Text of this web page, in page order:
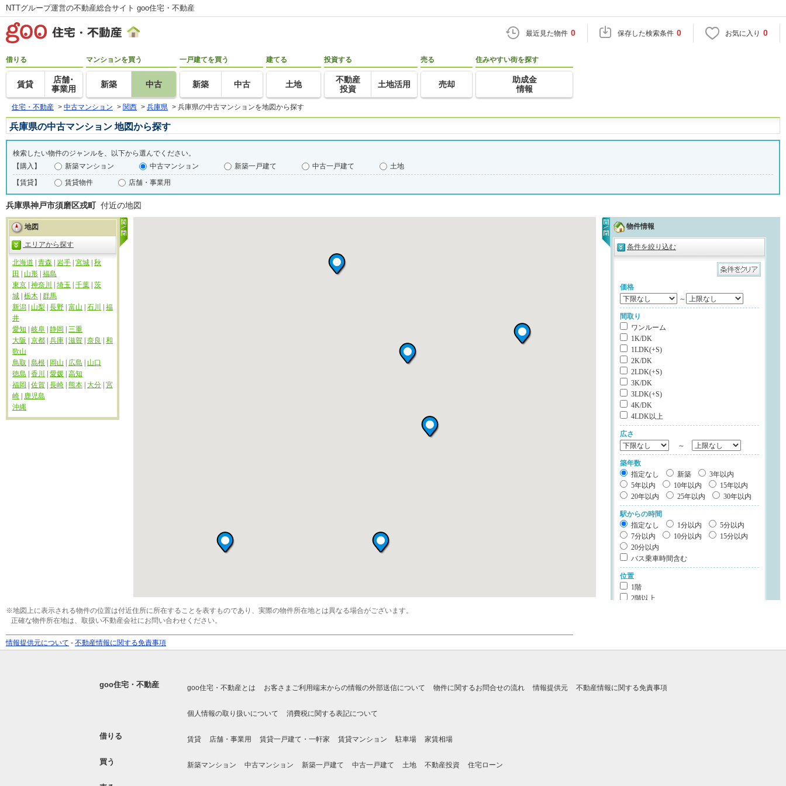
NTTグループ運営の不動産総合サイト goo住宅・不動産
最近見た物件 0 保存した検索条件 0 お気に入り 0
借りる
賃貸
店舗･
事業用
マンションを買う
新築 中古
一戸建てを買う
新築 中古
建てる
土地
投資する
不動産
投資
土地活用
売る
売却
住みやすい街を探す
助成金
情報
住宅・不動産 > 中古マンション > 関西 > 兵庫県 > 兵庫県の中古マンションを地図から探す
兵庫県の中古マンション 地図から探す
検索したい物件のジャンルを、以下から選んでください。
【購入】
新築マンション 中古マンション 新築一戸建て 中古一戸建て
土地
【賃貸】
賃貸物件 店舗・事業用
兵庫県神戸市須磨区戎町付近の地図
地図
エリアから探す
北海道 青森 岩手 宮城 秋
田
山形 福島
東京 神奈川 埼玉 千葉 茨
城 栃木 群馬
新潟
山梨 長野 富山 石川
福
井
愛知
岐阜 静岡
三重
大阪
京都 兵庫 滋賀 奈良
和
歌山
鳥取
島根 岡山 広島
山口
徳島
香川 愛媛 高知
福岡
佐賀 長崎 熊本 大分 宮
崎
鹿児島
沖縄
物件情報
条件を絞り込む
価格
～
間取り
ワンルーム
1K/DK
1LDK(+S)
2K/DK
2LDK(+S)
3K/DK
3LDK(+S)
4K/DK
4LDK以上
広さ
～
築年数
指定なし
新築
3年以内
5年以内
10年以内
15年以内
20年以内
25年以内 30年以内
駅からの時間
指定なし
1分以内
5分以内
7分以内
10分以内
15分以内
20分以内
バス乗車時間含む
位置
1階
2階以上
部屋環境
IHクッキングヒータ
ディスポーザー
※地図上に表示される物件の位置は付近住所に所在することを表すものであり、実際の物件所在地とは異なる場合がございます。
正確な物件所在地は、取扱い不動産会社にお問い合わせください。
情報提供元について - 不動産情報に関する免責事項
goo住宅・不動産 goo住宅・不動産とは お客さまご利用端末からの情報の外部送信について 物件に関するお問合せの流れ 情報提供元 不動産情報に関する免責事項
個人情報の取り扱いについて 消費税に関する表記について
借りる 賃貸 店舗・事業用 賃貸一戸建て・一軒家 賃貸マンション 駐車場 家賃相場
買う 新築マンション 中古マンション 新築一戸建て 中古一戸建て 土地 不動産投資 住宅ローン